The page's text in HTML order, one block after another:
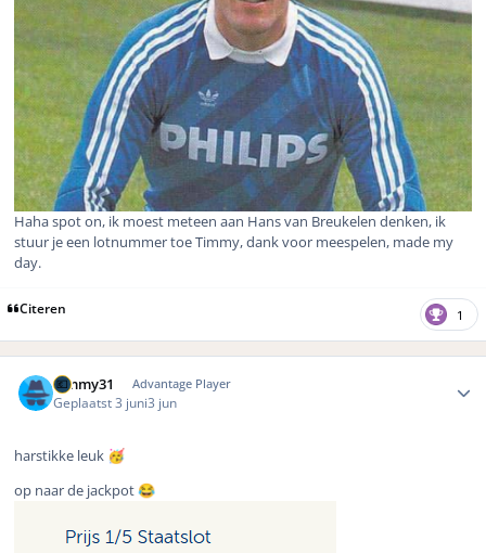
Haha spot on, ik moest meteen aan Hans van Breukelen denken, ik
stuur je een lotnummer toe Timmy, dank voor meespelen, made my
day.
Citeren 1
Timmy31 Advantage Player
Geplaatst 3 juni3 jun
harstikke leuk 🥳
op naar de jackpot 😂